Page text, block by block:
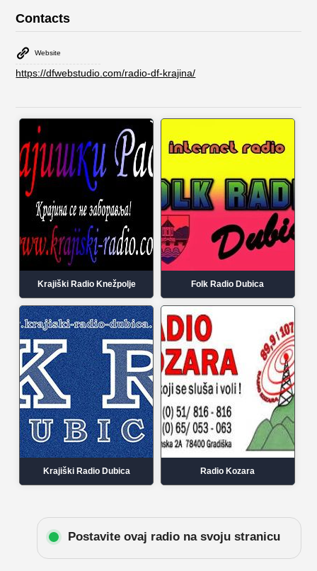
Contacts
Website
https://dfwebstudio.com/radio-df-krajina/
Krajiški Radio Knežpolje Folk Radio Dubica
Krajiški Radio Dubica Radio Kozara
Postavite ovaj radio na svoju stranicu